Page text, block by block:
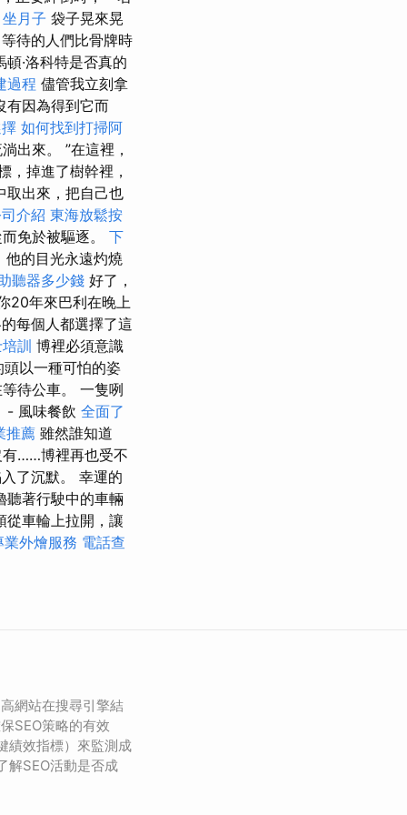
坐月子 袋子晃來晃
待的人們比骨牌時
·洛科特是否真的
過程 儘管我立刻拿
有因為得到它而
如何找到打掃阿
出來。 ”在這裡，
，掉進了樹幹裡，
出來，把自己也
介紹 東海放鬆按
免於被驅逐。 下
的目光永遠灼燒
聽器多少錢 好了，
20年來巴利在晚上
每個人都選擇了這
訓 博裡必須意識
以一種可怕的姿
待公車。 一隻咧
- 風味餐飲 全面了
推薦 雖然誰知道
有……博裡再也受不
了沉默。 幸運的
聽著行駛中的車輛
車輪上拉開，讓
業外燴服務 電話查
網站在搜尋引擎結
SEO策略的有效
績效指標）來監測成
解SEO活動是否成